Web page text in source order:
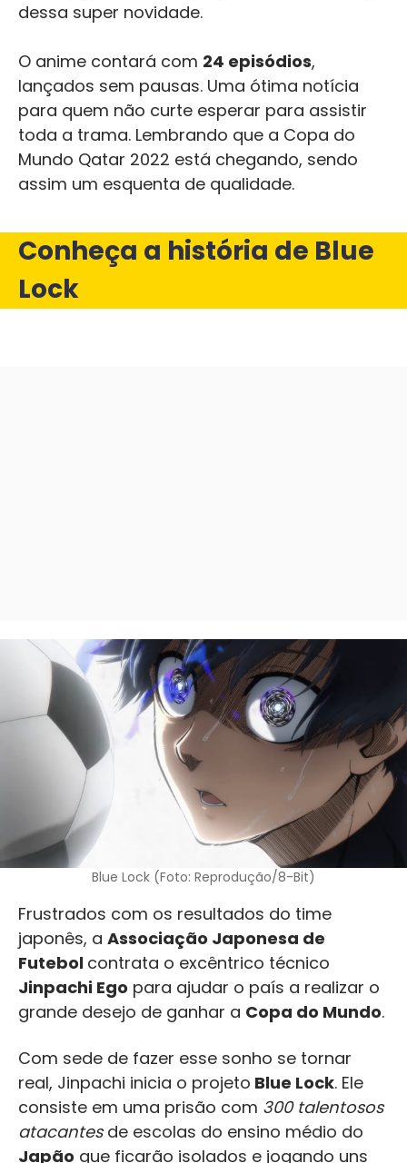
dessa super novidade.
O anime contará com 24 episódios,
lançados sem pausas. Uma ótima notícia
para quem não curte esperar para assistir
toda a trama. Lembrando que a Copa do
Mundo Qatar 2022 está chegando, sendo
assim um esquenta de qualidade.
Conheça a história de Blue
Lock
Blue Lock (Foto: Reprodução/8-Bit)
Frustrados com os resultados do time
japonês, a Associação Japonesa de
Futebol contrata o excêntrico técnico
Jinpachi Ego para ajudar o país a realizar o
grande desejo de ganhar a Copa do Mundo.
Com sede de fazer esse sonho se tornar
real, Jinpachi inicia o projeto Blue Lock. Ele
consiste em uma prisão com 300 talentosos
atacantesde escolas do ensino médio do
Japão que ficarão isolados e jogando uns